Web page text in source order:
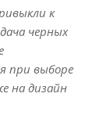
к
черных
при выборе
на дизайн